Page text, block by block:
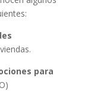
para